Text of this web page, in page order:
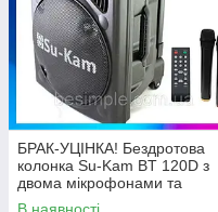
БРАК-УЦІНКА! Бездротова
колонка Su-Kam BT 120D з
двома мікрофонами та
пультом ДК (USB, Bluetooth) /